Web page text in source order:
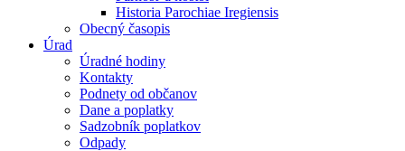
Historia Parochiae Iregiensis
Obecný časopis
Úrad
Úradné hodiny
Kontakty
Podnety od občanov
Dane a poplatky
Sadzobník poplatkov
Odpady